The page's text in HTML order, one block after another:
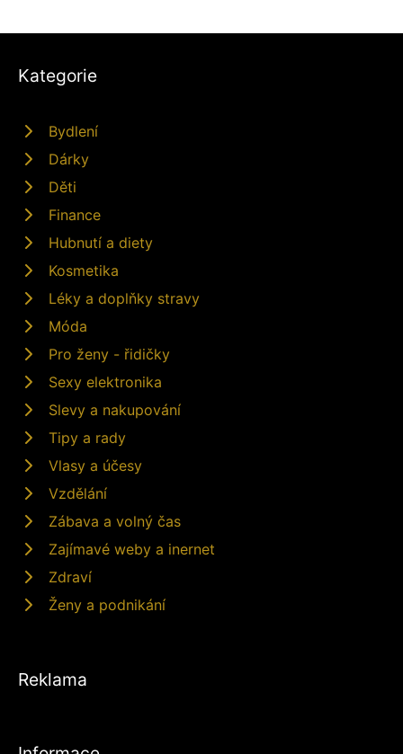
Kategorie
Bydlení
Dárky
Děti
Finance
Hubnutí a diety
Kosmetika
Léky a doplňky stravy
Móda
Pro ženy - řidičky
Sexy elektronika
Slevy a nakupování
Tipy a rady
Vlasy a účesy
Vzdělání
Zábava a volný čas
Zajímavé weby a inernet
Zdraví
Ženy a podnikání
Reklama